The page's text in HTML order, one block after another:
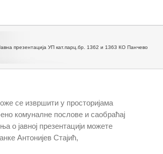
презентација УП кат.парц.бр. 1362 и 1363 КО Панчево
се извршити у просторијама
комуналне послове и саобраћај
о јавној презентацији можете
Антонијев Стајић,